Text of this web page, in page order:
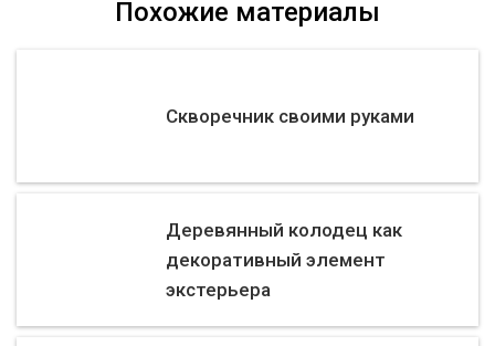
Похожие материалы
Скворечник своими руками
Деревянный колодец как
декоративный элемент
экстерьера